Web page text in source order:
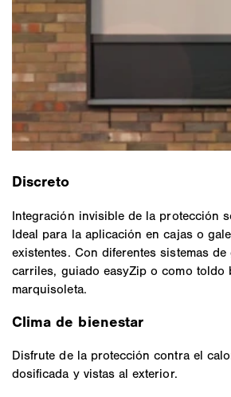
Discreto
Integración invisible de la protección
Ideal para la aplicación en cajas o
existentes. Con diferentes sistemas
carriles, guiado easyZip o como toldo
marquisoleta.
Clima de bienestar
Disfrute de la protección contra el
dosificada y vistas al exterior.